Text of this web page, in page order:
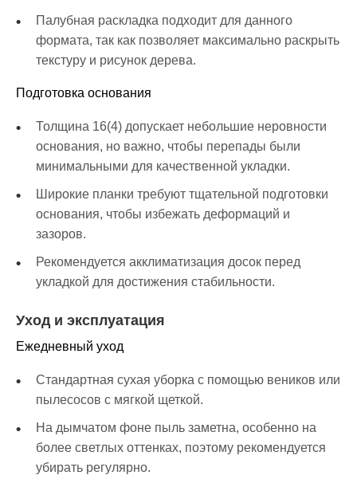
Палубная раскладка подходит для данного
формата, так как позволяет максимально раскрыть
текстуру и рисунок дерева.
Подготовка основания
Толщина 16(4) допускает небольшие неровности
основания, но важно, чтобы перепады были
минимальными для качественной укладки.
Широкие планки требуют тщательной подготовки
основания, чтобы избежать деформаций и
зазоров.
Рекомендуется акклиматизация досок перед
укладкой для достижения стабильности.
Уход и эксплуатация
Ежедневный уход
Стандартная сухая уборка с помощью веников или
пылесосов с мягкой щеткой.
На дымчатом фоне пыль заметна, особенно на
более светлых оттенках, поэтому рекомендуется
убирать регулярно.